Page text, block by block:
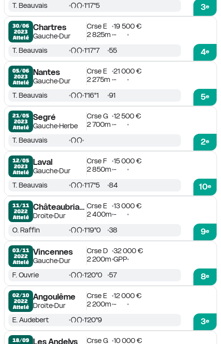
3e
T. Beauvais 1'17''5
30/06
2023
Attelé
Chartres
GaucheDur
Crse E
19 500 €
2 825m -
4e
T. Beauvais 1'17''7 55
05/06
2023
Attelé
Nantes
GaucheDur
Crse E
21 000 €
2 275m -
5e
T. Beauvais 1'16''1 91
21/05
2023
Attelé
Segré
GaucheHerbe
Crse G
12 500 €
2 700m -
2e
T. Beauvais
12/05
2023
Attelé
Laval
GaucheDur
Crse F
15 000 €
2 850m -
10e
T. Beauvais 1'17''5 84
11/11
2022
Attelé
Châteaubriant
DroiteDur
Crse E
13 000 €
2 400m -
9e
O. Raffin 1'19''0 38
03/11
2022
Attelé
Vincennes
GaucheDur
Crse D
32 000 €
2 200m GPP
8e
F. Ouvrie 1'20''0 57
02/10
2022
Attelé
Angoulême
DroiteDur
Crse E
12 000 €
2 200m -
3e
E. Audebert 1'20''9
18/09
Les Andelys Crse G 10 000 €